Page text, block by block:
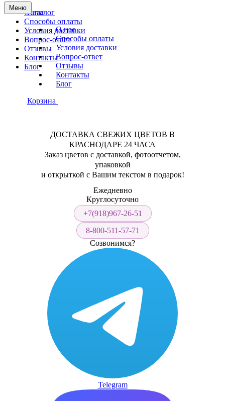
Меню
О нас
Способы оплаты
Условия доставки
Вопрос-ответ
Отзывы
Контакты
Блог
Каталог
О нас
Способы оплаты
Условия доставки
Вопрос-ответ
Отзывы
Контакты
Блог
Корзина
ДОСТАВКА СВЕЖИХ ЦВЕТОВ В
КРАСНОДАРЕ 24 ЧАСА
Заказ цветов с доставкой, фотоотчетом,
упаковкой
и открыткой с Вашим текстом в подарок!
Ежедневно
Круглосуточно
+7(918)967-26-51
8-800-511-57-71
Созвонимся?
Telegram